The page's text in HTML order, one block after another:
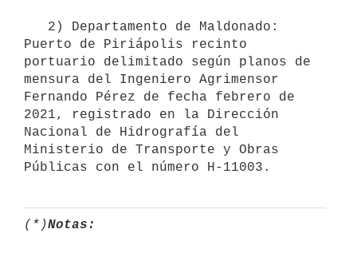
Puerto de Piriápolis recinto
portuario delimitado según planos de
mensura del Ingeniero Agrimensor
Fernando Pérez de fecha febrero de
2021, registrado en la Dirección
Nacional de Hidrografía del
Ministerio de Transporte y Obras
(*)Notas: